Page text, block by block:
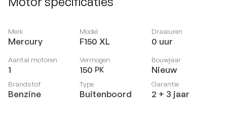
Merk
Mercury
Model
F150 XL
Draaiuren
0 uur
Aantal motoren
1
Vermogen
150 PK
Bouwjaar
Nieuw
Brandstof
Benzine
Type
Buitenboord
Garantie
2 + 3 jaar